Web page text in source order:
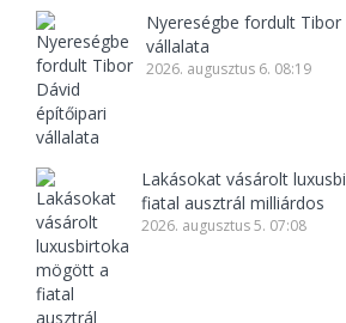
Nyereségbe fordult Tibor
vállalata
2026. augusztus 6. 08:19
Lakásokat vásárolt
fiatal ausztrál milliárdos
2026. augusztus 5. 07:08